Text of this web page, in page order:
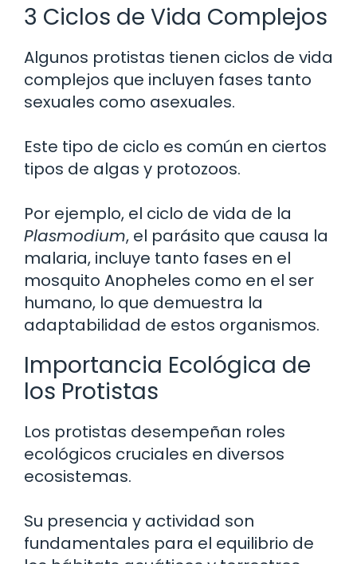
3 Ciclos de Vida Complejos
Algunos protistas tienen ciclos de vida
complejos que incluyen fases tanto
sexuales como asexuales.
Este tipo de ciclo es común en ciertos
tipos de algas y protozoos.
Por ejemplo, el ciclo de vida de la
Plasmodium, el parásito que causa la
malaria, incluye tanto fases en el
mosquito Anopheles como en el ser
humano, lo que demuestra la
adaptabilidad de estos organismos.
Importancia Ecológica de
los Protistas
Los protistas desempeñan roles
ecológicos cruciales en diversos
ecosistemas.
Su presencia y actividad son
fundamentales para el equilibrio de